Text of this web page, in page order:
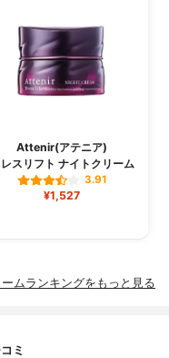
Attenir(アテニア)
レスリフト ナイトクリーム
3.91
¥1,527
ムランキングをもっと見る
ミ